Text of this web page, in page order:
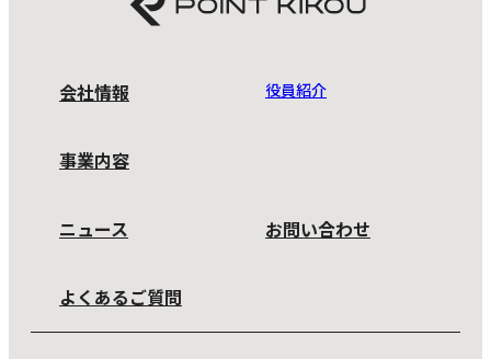
会社情報 役員紹介
事業内容
ニュース お問い合わせ
よくあるご質問